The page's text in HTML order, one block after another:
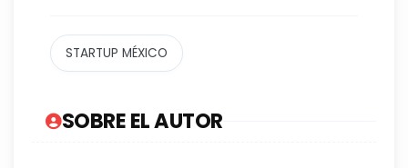
STARTUP MÉXICO
SOBRE EL AUTOR